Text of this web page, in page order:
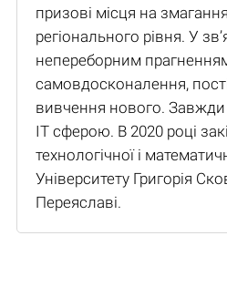
призові місця на
регіонального рівня. У
непереборним
самовдосконалення,
вивчення нового. Завжди
IT сферою. В 2020 році
технологічної і
Університету Григорія
Переяславі.